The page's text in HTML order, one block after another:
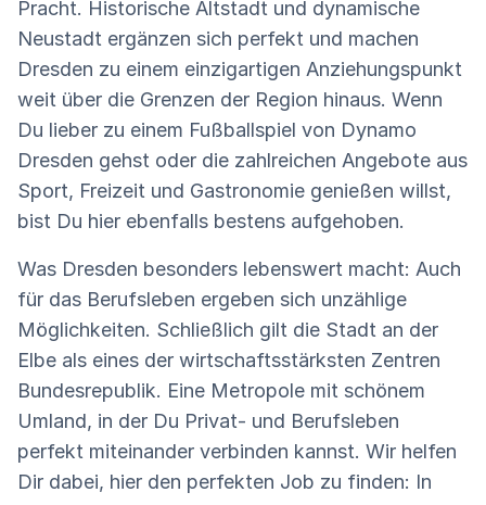
Pracht. Historische Altstadt und dynamische
Neustadt ergänzen sich perfekt und machen
Dresden zu einem einzigartigen Anziehungspunkt
weit über die Grenzen der Region hinaus. Wenn
Du lieber zu einem Fußballspiel von Dynamo
Dresden gehst oder die zahlreichen Angebote aus
Sport, Freizeit und Gastronomie genießen willst,
bist Du hier ebenfalls bestens aufgehoben.
Was Dresden besonders lebenswert macht: Auch
für das Berufsleben ergeben sich unzählige
Möglichkeiten. Schließlich gilt die Stadt an der
Elbe als eines der wirtschaftsstärksten Zentren
Bundesrepublik. Eine Metropole mit schönem
Umland, in der Du Privat- und Berufsleben
perfekt miteinander verbinden kannst. Wir helfen
Dir dabei, hier den perfekten Job zu finden: In